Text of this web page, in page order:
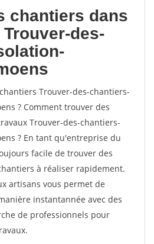
chantiers dans
des-
Trouver-des-chantiers-
? Comment trouver des
Trouver-des-chantiers-
? En tant qu'entreprise du
facile de trouver des
à réaliser rapidement.
artisans vous permet de
instantannée avec des
de professionnels pour